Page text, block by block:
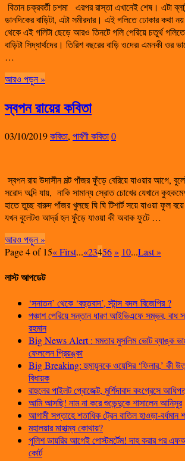
বিতান চক্রবর্তী চশমা এরপর রাস্তা এখানেই শেষ। এটা
ডানদিকের বাড়িটা, এটা সমীরদার। এই গলিতে ঢোকার কথা
থেকে এই গলিটা ছেড়ে আরও তিনটে গলি পেরিয়ে চতুর্থ
বাড়িটা সিদ্ধার্থদের। তিরিশ বছরের বাড়ি ওদের৷ এমনকী ওর
…
আরও পড়ুন »
স্বপন রায়ের কবিতা
03/10/2019কবিতা, পার্বণী কবিতা0
স্বপন রায় উদাসীন মল্ট পাঁজর ফুঁড়ে বেরিয়ে যাওয়ার আগে,
সরোদ অব্দি যায়, নাকি সামান্য স্রোত চোখের যেখানে
হাতে তুচ্ছ বারুদ পাঁজর খুলছে ঘি ঘি টিশার্ট সয়ে যাওয়া ফুল
যখন বুলেটও আর্দ্র হল ফুঁড়ে যাওয়া কী অবাক ফুটে …
আরও পড়ুন »
Page 4 of 15« First...«23456» 10...Last »
লাস্ট আপডেট
‘সনাতন’ থেকে ‘বহুতবাদ’, স্টান্স বদল বিজেপির ?
পঞ্চাশ পেরিয়ে সন্তান ধারণ আইভিএফে সম্ভব,
রহমান
Big News Alert : মমতার মুসলিম ভোট ব্যাঙ্ক
ফেললেন প্রিয়ঙ্কা
Big Breaking: হুমায়ুনকে ওয়েসির ‘ফিলার,’ কী
বিধায়ক
রাহুলের পাইলট প্রোজেক্ট, মুর্শিদাবাদ কংগ্রেসে
আমি আসছি! নাম না করে শুভেন্দুকে শাসালেন আনিসুর
আগামী সপ্তাহে শতাধিক ট্রেন বাতিল হাওড়া-বর্ধমান
মহালয়ার মাহাত্ম্য কোথায়?
পুলিশ ডায়রির আগেই পোস্টমর্টেম! দাহ করার পর
কোর্ট